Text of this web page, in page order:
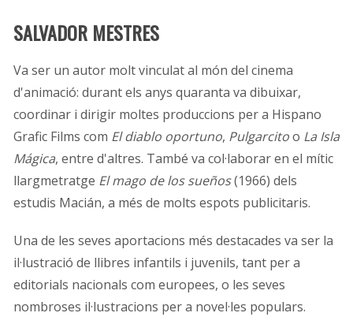
SALVADOR MESTRES
Va ser un autor molt vinculat al món del cinema
d'animació: durant els anys quaranta va dibuixar,
coordinar i dirigir moltes produccions per a Hispano
Grafic Films com El diablo oportuno, Pulgarcitoo La Isla
Mágica, entre d'altres. També va col·laborar en el mític
llargmetratge El mago de los sueños(1966) dels
estudis Macián, a més de molts espots publicitaris.
Una de les seves aportacions més destacades va ser la
il·lustració de llibres infantils i juvenils, tant per a
editorials nacionals com europees, o les seves
nombroses il·lustracions per a novel·les populars.